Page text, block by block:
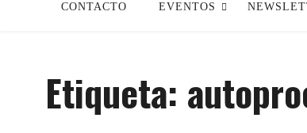
CONTACTO EVENTOS
Etiqueta: